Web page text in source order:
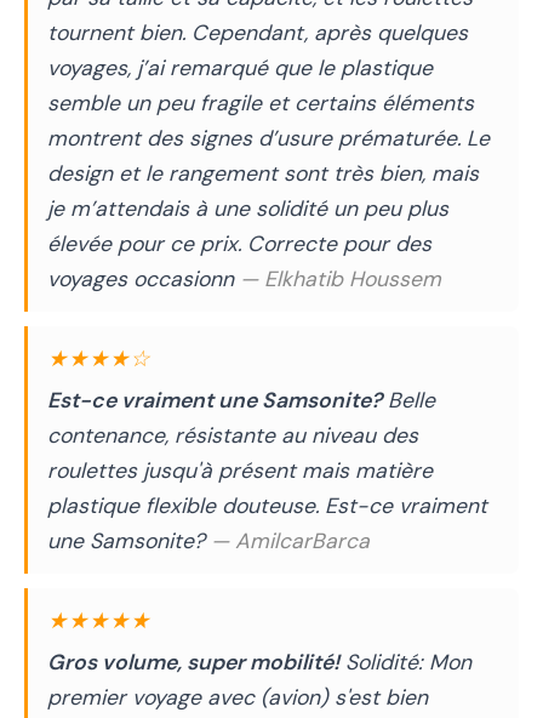
tournent bien. Cependant, après quelques
voyages, j’ai remarqué que le plastique
semble un peu fragile et certains éléments
montrent des signes d’usure prématurée. Le
design et le rangement sont très bien, mais
je m’attendais à une solidité un peu plus
élevée pour ce prix. Correcte pour des
voyages occasionn — Elkhatib Houssem
★★★★☆
Est-ce vraiment une Samsonite?Belle
contenance, résistante au niveau des
roulettes jusqu'à présent mais matière
plastique flexible douteuse. Est-ce vraiment
une Samsonite? — AmilcarBarca
★★★★★
Gros volume, super mobilité!Solidité: Mon
premier voyage avec (avion) s'est bien